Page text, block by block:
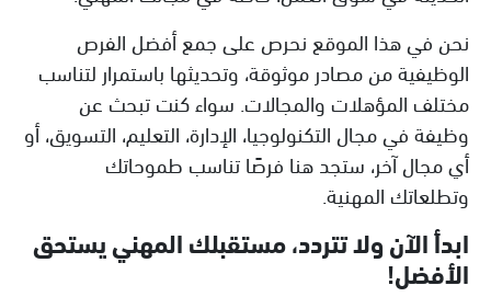
نحن في هذا الموقع نحرص على جمع أفضل الفرص
الوظيفية من مصادر موثوقة، وتحديثها باستمرار لتناسب
مختلف المؤهلات والمجالات. سواء كنت تبحث عن
وظيفة في مجال التكنولوجيا، الإدارة، التعليم، التسويق، أو
أي مجال آخر، ستجد هنا فرصًا تناسب طموحاتك
وتطلعاتك المهنية.
ابدأ الآن ولا تتردد، مستقبلك المهني يستحق
الأفضل!